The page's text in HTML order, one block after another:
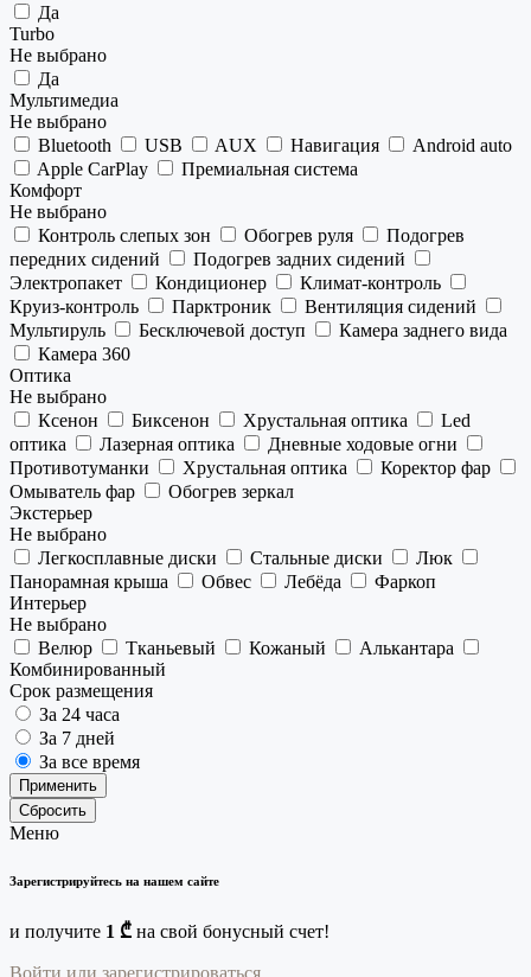
Да
Turbo
Не выбрано
Да
Мультимедиа
Не выбрано
Bluetooth
USB AUX Навигация
Android auto
Apple CarPlay
Премиальная система
Комфорт
Не выбрано
Контроль слепых зон
Обогрев руля
Подогрев
передних сидений
Подогрев задних сидений
Электропакет
Кондиционер
Климат-контроль
Круиз-контроль
Парктроник
Вентиляция сидений
Мультируль
Бесключевой доступ
Камера заднего вида
Камера 360
Оптика
Не выбрано
Ксенон
Биксенон Хрустальная оптика
Led
оптика
Лазерная оптика
Дневные ходовые огни
Противотуманки
Хрустальная оптика
Коректор фар
Омыватель фар
Обогрев зеркал
Экстерьер
Не выбрано
Легкосплавные диски
Стальные диски
Люк
Панорамная крыша
Обвес Лебёда
Фаркоп
Интерьер
Не выбрано
Велюр
Тканьевый Кожаный
Алькантара
Комбинированный
Срок размещения
За 24 часа
За 7 дней
За все время
Применить
Сбросить
Меню
Зарегистрируйтесь на нашем сайте
и получите 1 ₾ на свой бонусный счет!
Войти или зарегистрироваться